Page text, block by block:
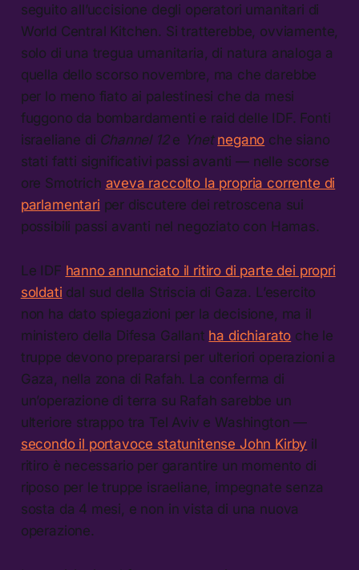
seguito all’uccisione degli operatori umanitari di
World Central Kitchen. Si tratterebbe, ovviamente,
solo di una tregua umanitaria, di natura analoga a
quella dello scorso novembre, ma che darebbe
per lo meno fiato ai palestinesi che da mesi
fuggono da bombardamenti e raid delle IDF. Fonti
israeliane di Channel 12e Ynet negano che siano
stati fatti significativi passi avanti — nelle scorse
ore Smotrich aveva raccolto la propria corrente di
parlamentari per discutere dei retroscena sui
possibili passi avanti nel negoziato con Hamas.
Le IDF hanno annunciato il ritiro di parte dei propri
soldati dal sud della Striscia di Gaza. L’esercito
non ha dato spiegazioni per la decisione, ma il
ministero della Difesa Gallant ha dichiarato che le
truppe devono prepararsi per ulteriori operazioni a
Gaza, nella zona di Rafah. La conferma di
un’operazione di terra su Rafah sarebbe un
ulteriore strappo tra Tel Aviv e Washington —
secondo il portavoce statunitense John Kirby il
ritiro è necessario per garantire un momento di
riposo per le truppe israeliane, impegnate senza
sosta da 4 mesi, e non in vista di una nuova
operazione.